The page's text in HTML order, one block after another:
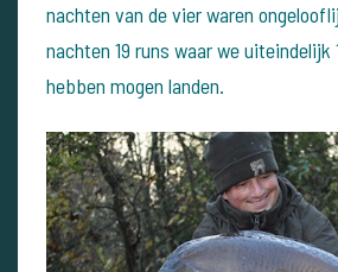
nachten van de vier waren
nachten 19 runs waar we uiteindelijk
hebben mogen landen.